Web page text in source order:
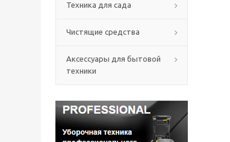
Техника для сада
Чистящие средства
Аксессуары для бытовой
техники